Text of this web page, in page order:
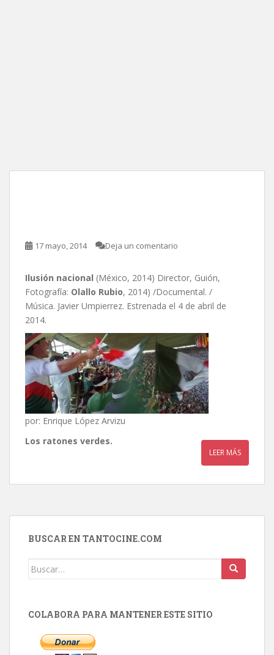
17 mayo, 2014 Deja un comentario
Ilusión nacional (México, 2014) Director, Guión,
Fotografía: Olallo Rubio, 2014) /Documental. /
Música. Javier Umpierrez. Estrenada el 4 de abril de
2014.
por: Enrique López Arvizu
Los ratones verdes.
LEER MÁS
BUSCAR EN TANTOCINE.COM
Buscar:
COLABORA PARA MANTENER ESTE SITIO